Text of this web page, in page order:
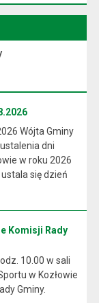
Wójta Gminy
dni
w roku 2026
się dzień
Komisji Rady
10.00 w sali
w Kozłowie
Gminy.